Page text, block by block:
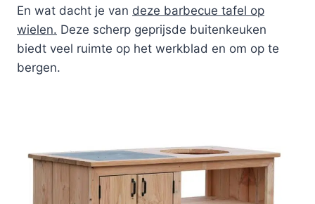
En wat dacht je van deze barbecue tafel op
wielen. Deze scherp geprijsde buitenkeuken
biedt veel ruimte op het werkblad en om op te
bergen.